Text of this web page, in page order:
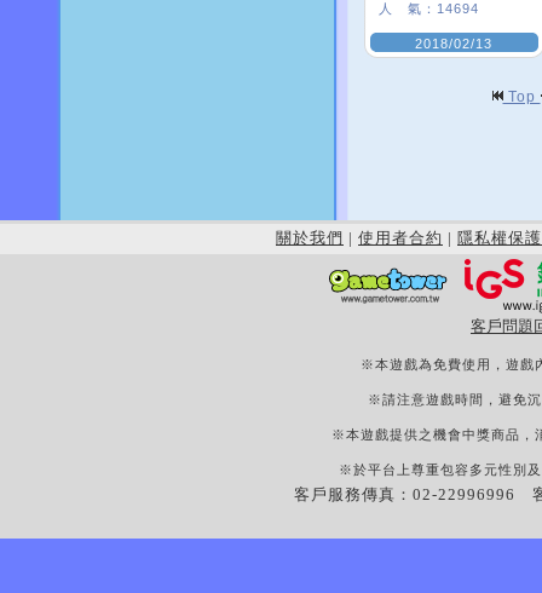
人 氣： 14694
2018/02/13
Top
關於我們 | 使用者合約 | 隱私權保護
客戶問題
※本遊戲為免費使用，遊戲
※請注意遊戲時間，避免
※本遊戲提供之機會中獎商品，
※於平台上尊重包容多元性別
客戶服務傳真：02-22996996